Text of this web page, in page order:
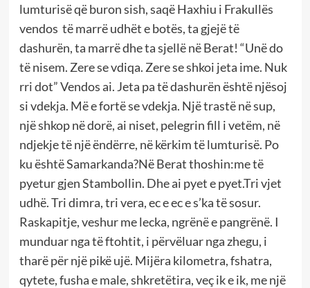
lumturisë që buron sish, saqë Haxhiu i Frakullës
vendos të marrë udhët e botës, ta gjejë të
dashurën, ta marrë dhe ta sjellë në Berat! “Unë do
të nisem. Zere se vdiqa. Zere se shkoi jeta ime. Nuk
rri dot” Vendos ai. Jeta pa të dashurën është njësoj
si vdekja. Më e fortë se vdekja. Një trastë në sup,
një shkop në dorë, ai niset, pelegrin fill i vetëm, në
ndjekje të një ëndërre, në kërkim të lumturisë. Po
ku është Samarkanda?Në Berat thoshin:me të
pyetur gjen Stambollin. Dhe ai pyet e pyet.Tri vjet
udhë. Tri dimra, tri vera, ec e ec e s’ka të sosur.
Raskapitje, veshur me lecka, ngrënë e pangrënë. I
munduar nga të ftohtit, i përvëluar nga zhegu, i
tharë për një pikë ujë. Mijëra kilometra, fshatra,
qytete, fusha e male, shkretëtira, veç ik e ik, me një